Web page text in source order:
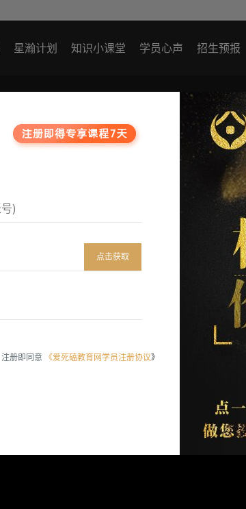
星瀚计划 知识小课堂 学员心声 招生预报
点击获取
注册即同意 《爱死磕教育网学员注册协议》